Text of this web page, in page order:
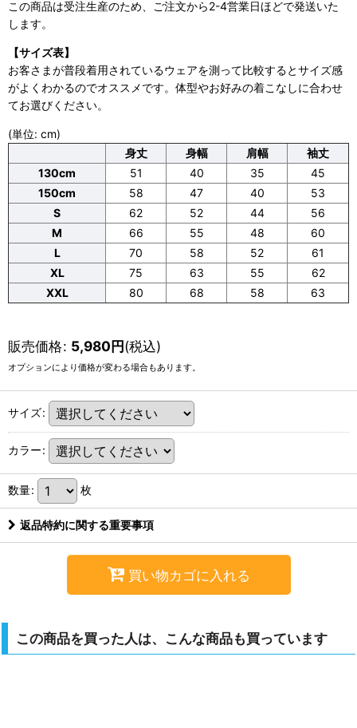
この商品は受注生産のため、ご注文から2-4営業日ほどで発送いた
します。
【サイズ表】
お客さまが普段着用されているウェアを測って比較するとサイズ感
がよくわかるのでオススメです。体型やお好みの着こなしに合わせ
てお選びください。
(単位: cm)
身丈
身幅 肩幅
袖丈
130cm
51 40 35
45
150cm
58 47 40
53
S
62 52 44
56
M
66 55 48
60
L
70 58 52
61
XL
75 63 55
62
XXL
80 68 58 63
販売価格: 5,980円(税込)
オプションにより価格が変わる場合もあります。
サイズ:
カラー:
数量: 枚
返品特約に関する重要事項
買い物カゴに入れる
この商品を買った人は、こんな商品も買っています